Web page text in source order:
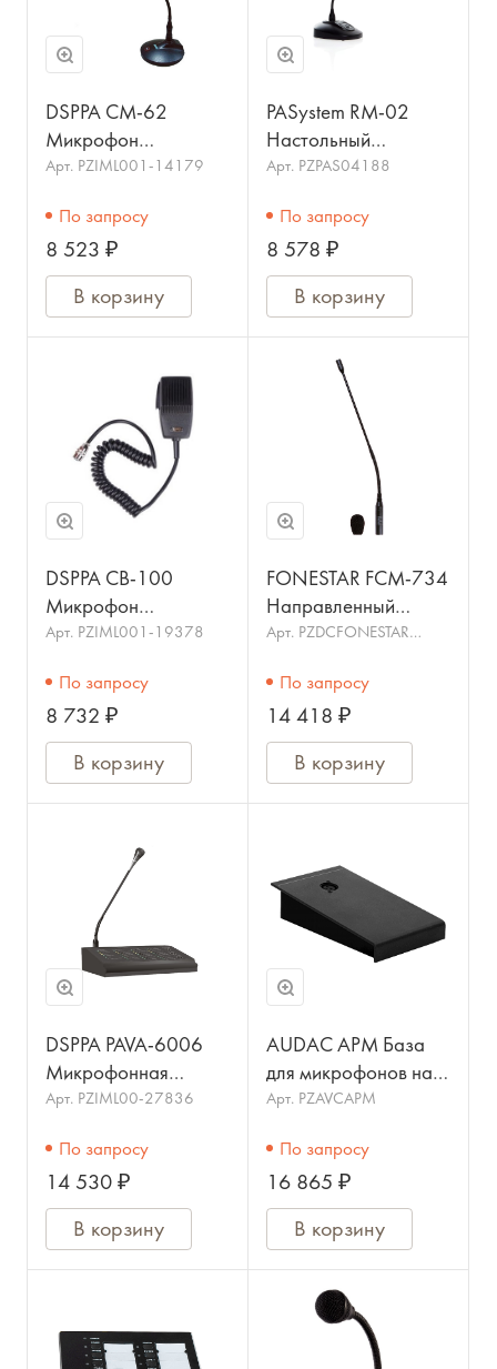
DSPPA CM-62
Микрофон
настольный со
индикацией. Кабель
XLR-XLR 10 м в
комплекте
Арт. PZIML001-14179
По запросу
8 523 ₽
В корзину
PASystem RM-02
Настольный
конденсаторный
Арт. PZPAS04188
По запросу
8 578 ₽
В корзину
DSPPA CB-100
Микрофон
динамический для
речевого
оповещения.
Арт. PZIML001-19378
По запросу
8 732 ₽
В корзину
FONESTAR FCM-734
Направленный
конденсаторный
шее (42 см). 80 Гц —
16 кГц. Фантомн
Арт. PZDCFONESTAR
По запросу
14 418 ₽
В корзину
DSPPA PAVA-6006
Микрофонная
консоль 12 зон/
Арт. PZIML00-27836
По запросу
14 530 ₽
В корзину
AUDAC APM База
для микрофонов на
гусиной шее.
Арт. PZAVCAPM
По запросу
16 865 ₽
В корзину